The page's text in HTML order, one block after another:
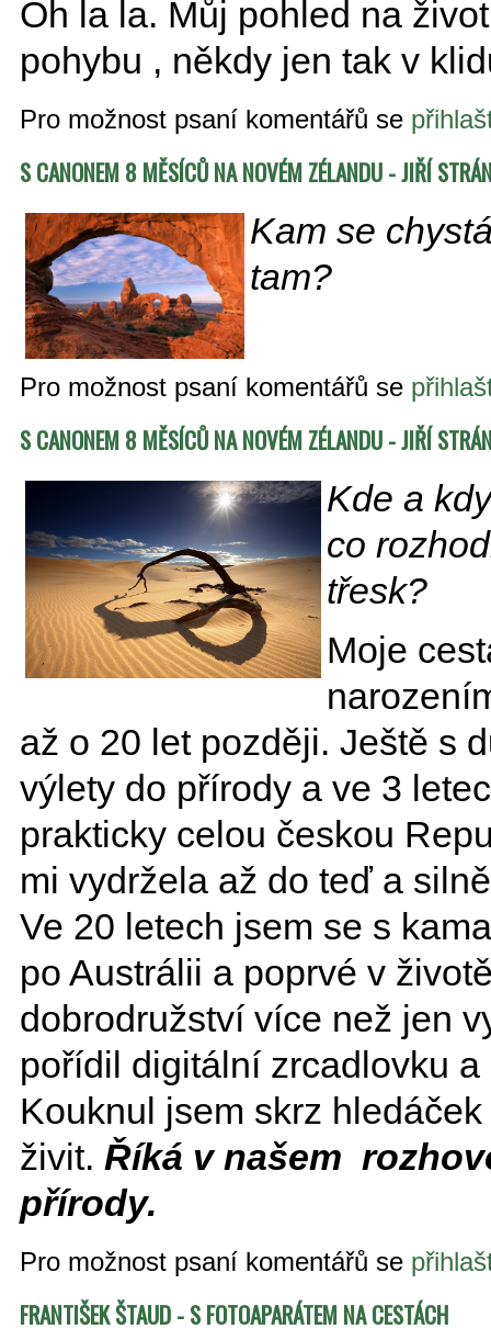
Oh la la. Můj pohled na
pohybu , někdy jen tak v
Pro možnost psaní komentářů se
S CANONEM 8 MĚSÍCŮ NA NOVÉM ZÉLANDU - JIŘÍ
Kam se
tam?
Pro možnost psaní komentářů se
S CANONEM 8 MĚSÍCŮ NA NOVÉM ZÉLANDU - JIŘÍ
Kde a
co
třesk?
Moje
až o 20 let později. Ještě s
výlety do přírody a ve 3
prakticky celou českou
mi vydržela až do teď a
Ve 20 letech jsem se s
po Austrálii a poprvé v
dobrodružství více než jen
pořídil digitální zrcadlovku a
Kouknul jsem skrz
živit. Říká v našem
přírody.
Pro možnost psaní komentářů se
FRANTIŠEK ŠTAUD - S FOTOAPARÁTEM NA CESTÁCH